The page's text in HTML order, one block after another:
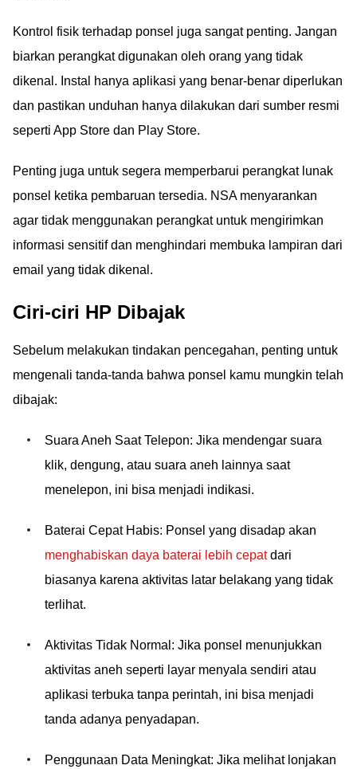
Kontrol fisik terhadap ponsel juga sangat penting. Jangan
biarkan perangkat digunakan oleh orang yang tidak
dikenal. Instal hanya aplikasi yang benar-benar diperlukan
dan pastikan unduhan hanya dilakukan dari sumber resmi
seperti App Store dan Play Store.
Penting juga untuk segera memperbarui perangkat lunak
ponsel ketika pembaruan tersedia. NSA menyarankan
agar tidak menggunakan perangkat untuk mengirimkan
informasi sensitif dan menghindari membuka lampiran dari
email yang tidak dikenal.
Ciri-ciri HP Dibajak
Sebelum melakukan tindakan pencegahan, penting untuk
mengenali tanda-tanda bahwa ponsel kamu mungkin telah
dibajak:
Suara Aneh Saat Telepon: Jika mendengar suara
klik, dengung, atau suara aneh lainnya saat
menelepon, ini bisa menjadi indikasi.
Baterai Cepat Habis: Ponsel yang disadap akan
menghabiskan daya baterai lebih cepatdari
biasanya karena aktivitas latar belakang yang tidak
terlihat.
Aktivitas Tidak Normal: Jika ponsel menunjukkan
aktivitas aneh seperti layar menyala sendiri atau
aplikasi terbuka tanpa perintah, ini bisa menjadi
tanda adanya penyadapan.
Penggunaan Data Meningkat: Jika melihat lonjakan